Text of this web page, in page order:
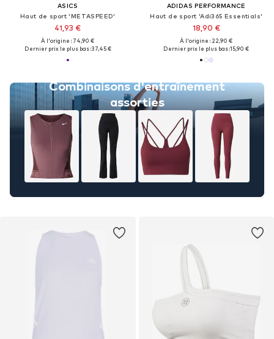
ASICS
Haut de sport 'METASPEED'
41,93 €
À l'origine : 74,90 €
Dernier prix le plus bas :37,45 €
Combinaisons d'entraînement
assorties
ADIDAS PERFORMANCE
Haut de sport 'Adi365 Essentials'
18,90 €
À l'origine : 22,90 €
Dernier prix le plus bas :15,90 €